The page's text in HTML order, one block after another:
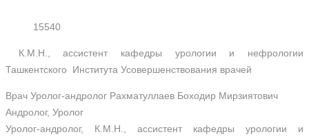
15540
К.М.Н., ассистент кафедры урологии и нефрологии
Ташкентского Института Усовершенствования врачей
Врач Уролог-андролог Рахматуллаев Боходир Мирзиятович
Андролог, Уролог
Уролог-андролог, К.М.Н., ассистент кафедры урологии и